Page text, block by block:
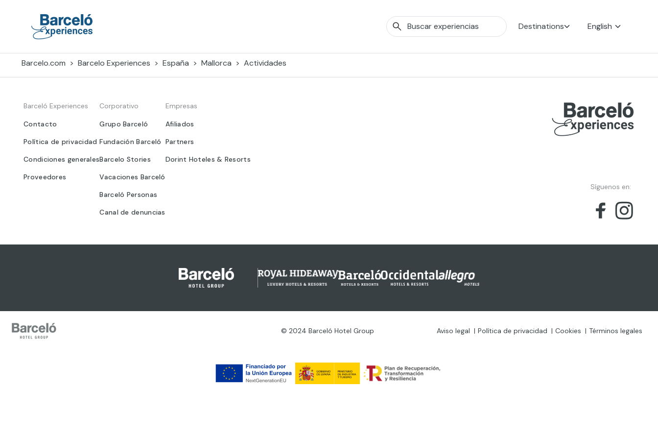
Destinations English
Barcelo.com Barcelo Experiences España Mallorca Actividades
Barceló Experiences
Contacto
Política de privacidad
Condiciones generales
Proveedores
Corporativo
Grupo Barceló
Fundación Barceló
Barcelo Stories
Vacaciones Barceló
Barceló Personas
Canal de denuncias
Empresas
Afiliados
Partners
Dorint Hoteles & Resorts
Síguenos en:
© 2024 Barceló Hotel Group Aviso legal Política de privacidad Cookies Términos legales